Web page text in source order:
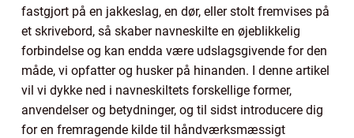
fastgjort på en jakkeslag, en dør, eller stolt fremvises på
et skrivebord, så skaber navneskilte en øjeblikkelig
forbindelse og kan endda være udslagsgivende for den
måde, vi opfatter og husker på hinanden. I denne artikel
vil vi dykke ned i navneskiltets forskellige former,
anvendelser og betydninger, og til sidst introducere dig
for en fremragende kilde til håndværksmæssigt